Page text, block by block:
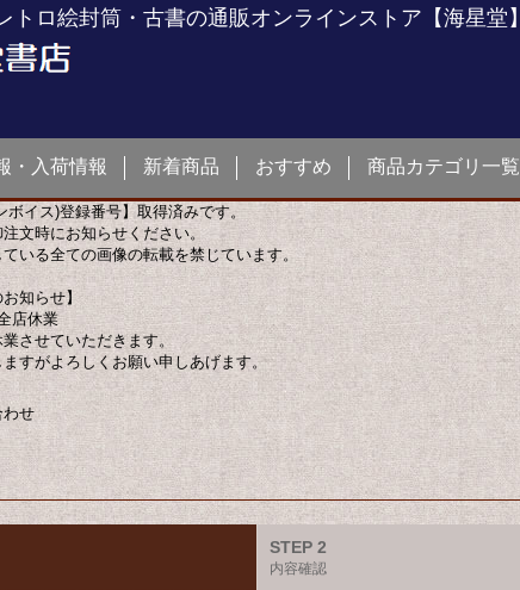
トロ絵封筒・古書の通販オンラインストア【海星堂】
・入荷情報 新着商品 おすすめ 商品カテゴリ一覧
イス)登録番号】取得済みです。
時にお知らせください。
いる全ての画像の転載を禁じています。
知らせ】
店休業
させていただきます。
すがよろしくお願い申しあげます。
わせ
STEP 2
内容確認